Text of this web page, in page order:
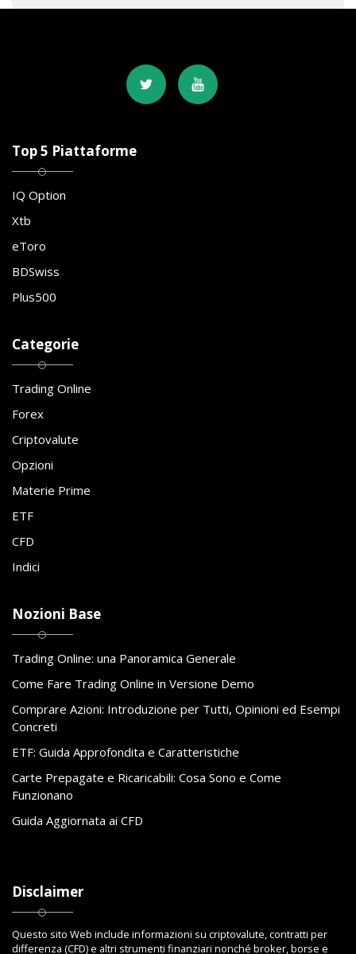
Top 5 Piattaforme
IQ Option
Xtb
eToro
BDSwiss
Plus500
Categorie
Trading Online
Forex
Criptovalute
Opzioni
Materie Prime
ETF
CFD
Indici
Nozioni Base
Trading Online: una Panoramica Generale
Come Fare Trading Online in Versione Demo
Comprare Azioni: Introduzione per Tutti, Opinioni ed Esempi
Concreti
ETF: Guida Approfondita e Caratteristiche
Carte Prepagate e Ricaricabili: Cosa Sono e Come
Funzionano
Guida Aggiornata ai CFD
Disclaimer
Questo sito Web include informazioni su criptovalute, contratti per
differenza (CFD) e altri strumenti finanziari nonché broker, borse e